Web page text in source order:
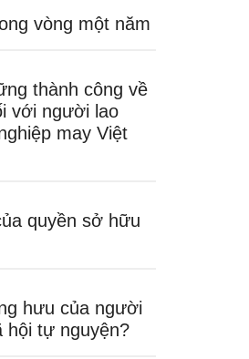
vòng một năm
thành công về
với người lao
may Việt
quyền sở hữu
hưu của người
hội tự nguyện?